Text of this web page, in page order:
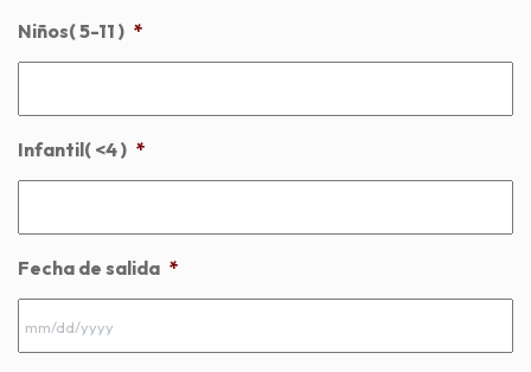
Niños( 5-11 ) *
Infantil( <4 ) *
Fecha de salida *